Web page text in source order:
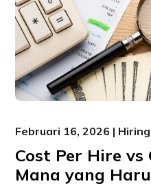
Februari 16, 2026 | Hiring
Cost Per Hire
Mana yang